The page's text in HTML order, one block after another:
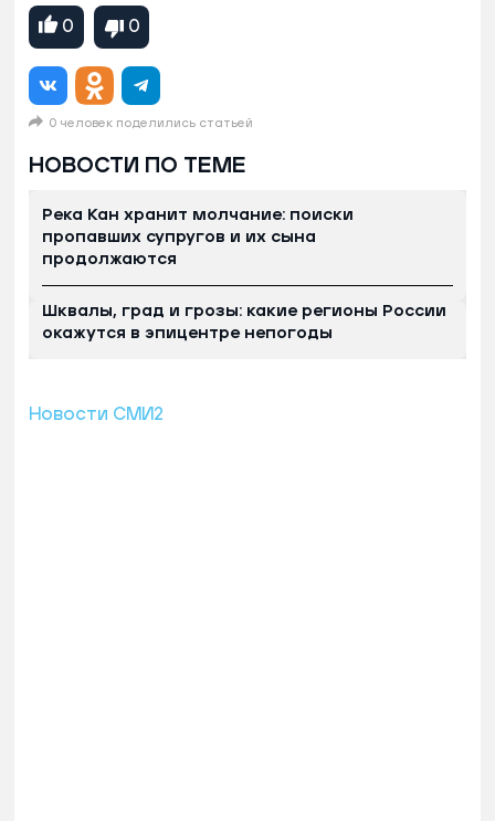
0 0
0 человек поделились статьей
НОВОСТИ ПО ТЕМЕ
Река Кан хранит молчание: поиски
пропавших супругов и их сына
продолжаются
Шквалы, град и грозы: какие регионы России
окажутся в эпицентре непогоды
Новости СМИ2